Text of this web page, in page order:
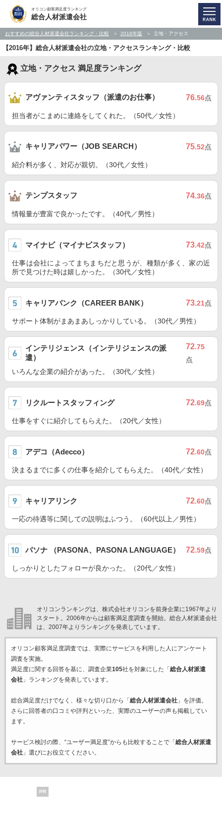
オリコン顧客満足度ランキング
総合人材派遣会社
おすすめの総合人材派遣会社ランキング・比較 2016年版 立地・アクセス
【2016年】総合人材派遣会社の立地・アクセスランキング・比較
立地・アクセス 満足度ランキング
アヴァンティスタッフ（派遣のお仕事） 76.56点
担当者がこまめに連絡をしてくれた。（50代／女性）
キャリアパワー（JOB SEARCH） 75.52点
紹介料が多く、対応が親切。（30代／女性）
テンプスタッフ 74.36点
情報量が豊富で良かったです。（40代／男性）
マイナビ（マイナビスタッフ） 73.42点
仕事は会社によってまちまちだと思うが、種類が多く、家の近
所で見つけた時は嬉しかった。（30代／女性）
キャリアバンク（CAREER BANK） 73.21点
サポート体制がまあまあしっかりしている。（30代／男性）
インテリジェンス（インテリジェンスの派
遣）
72.75
点
いろんな企業の紹介があった。（30代／女性）
リクルートスタッフィング 72.69点
仕事をすぐに紹介してもらえた。（20代／女性）
アデコ（Adecco） 72.60点
決まるまでに多くの仕事を紹介してもらえた。（40代／女性）
キャリアリンク 72.60点
一応の待遇等に関しての説明はふつう。（60代以上／男性）
パソナ （PASONA、PASONA LANGUAGE） 72.59点
しっかりとしたフォローが良かった。（20代／女性）
オリコンランキングは、株式会社オリコンを前身企業に1967年より
スタート。2006年からは顧客満足度調査を開始。総合人材派遣会社
は、2007年よりランキングを発表しています。
オリコン顧客満足度調査では、実際にサービスを利用した 人にアンケート
調査を実施。
満足度に関する回答を基に、調査企業105社を対象にした「 総合人材派遣
会社」ランキングを発表しています。
総合満足度だけでなく、様々な切り口から「 総合人材派遣会社」を評価。
さらに回答者の口コミや評判といった、実際のユーザーの声も掲載してい
ます。
サービス検討の際、“ユーザー満足度”からも比較することで「 総合人材派遣
会社」選びにお役立てください。
PR